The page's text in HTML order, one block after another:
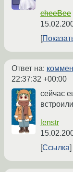
cheeBee
Ответ на:
22:37:32 +00:00
сейчас
lenstr
Ссылка